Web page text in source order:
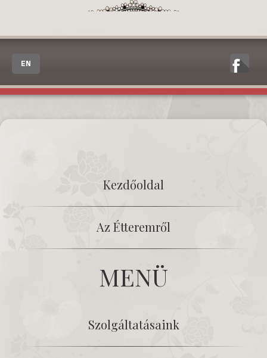
EN
Kezdőoldal
Az Étteremről
MENÜ
Szolgáltatásaink